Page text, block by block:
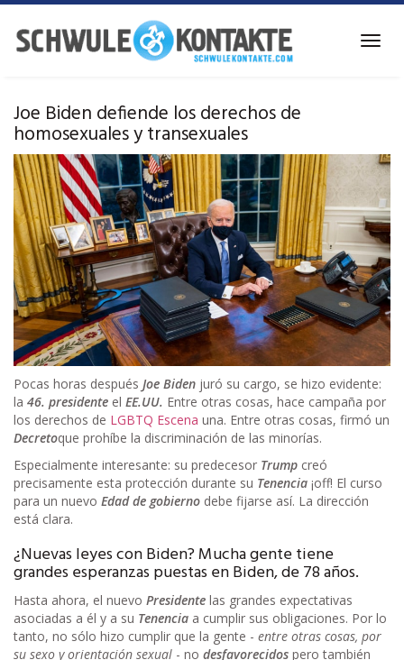
Ir
contenido
Joe Biden defiende los derechos de
homosexuales y transexuales
Pocas horas después Joe Biden juró su cargo, se hizo evidente:
la 46. presidente el EE.UU. Entre otras cosas, hace campaña por
los derechos de LGBTQ Escena una. Entre otras cosas, firmó un
Decretoque prohíbe la discriminación de las minorías.
Especialmente interesante: su predecesor Trump creó
precisamente esta protección durante su Tenencia ¡off! El curso
para un nuevo Edad de gobierno debe fijarse así. La dirección
está clara.
¿Nuevas leyes con Biden? Mucha gente tiene
grandes esperanzas puestas en Biden, de 78 años.
Hasta ahora, el nuevo Presidente las grandes expectativas
asociadas a él y a su Tenencia a cumplir sus obligaciones. Por lo
tanto, no sólo hizo cumplir que la gente - entre otras cosas, por
su sexo y orientación sexual - no desfavorecidos pero también